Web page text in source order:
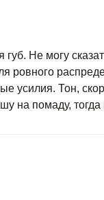
губ. Не могу
ровного
усилия. Тон,
на помаду, тогда